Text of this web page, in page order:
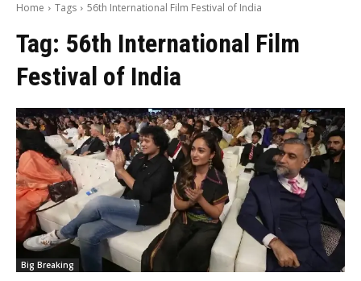
Home Tags 56th International Film Festival of India
Tag: 56th International Film
Festival of India
Big Breaking